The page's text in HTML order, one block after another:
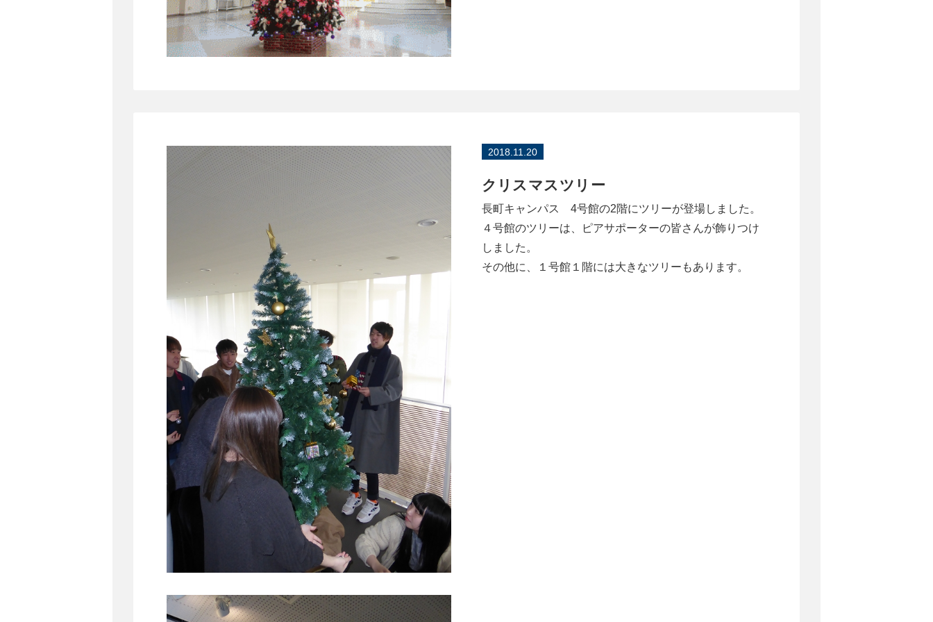
2018.11.20
クリスマスツリー
長町キャンパス 4号館の2階にツリーが登場しました。
４号館のツリーは、ピアサポーターの皆さんが飾りつけ
しました。
その他に、１号館１階には大きなツリーもあります。